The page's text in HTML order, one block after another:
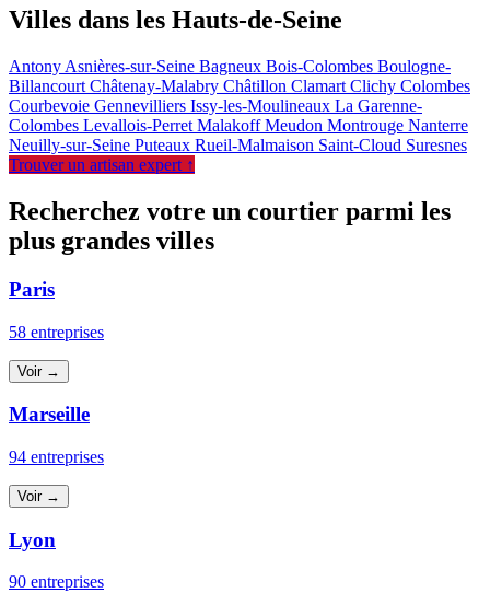
Villes dans les Hauts-de-Seine
Antony Asnières-sur-Seine Bagneux Bois-Colombes Boulogne-
Billancourt Châtenay-Malabry Châtillon Clamart Clichy Colombes
Courbevoie Gennevilliers Issy-les-Moulineaux La Garenne-
Colombes Levallois-Perret MalakoffMeudon Montrouge Nanterre
Neuilly-sur-Seine Puteaux Rueil-Malmaison Saint-Cloud Suresnes
Trouver un artisan expert ↑
Recherchez votre un courtier parmi les
plus grandes villes
Paris
58 entreprises
Voir →
Marseille
94 entreprises
Voir →
Lyon
90 entreprises